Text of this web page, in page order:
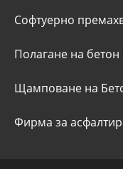
Софтуерно
Полагане на бетон
Щамповане на
Фирма за